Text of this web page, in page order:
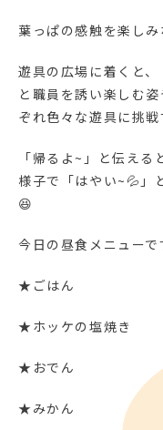
葉っぱの感触を楽し
遊具の広場に着くと、
と職員を誘い楽しむ
ぞれ色々な遊具に挑
「帰るよ~」と伝え
様子で「はやい~💦」
😆
今日の昼食メニューで
★ごはん
★ホッケの塩焼き
★おでん
★みかん